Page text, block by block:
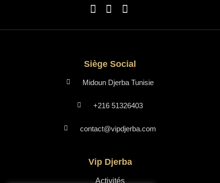
Siège Social
Midoun Djerba Tunisie
+216 51326403
contact@vipdjerba.com
Vip Djerba
Activités